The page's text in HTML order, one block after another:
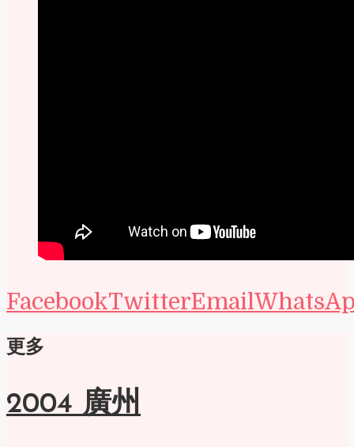
FacebookTwitterEmail
更多
2004 廣州